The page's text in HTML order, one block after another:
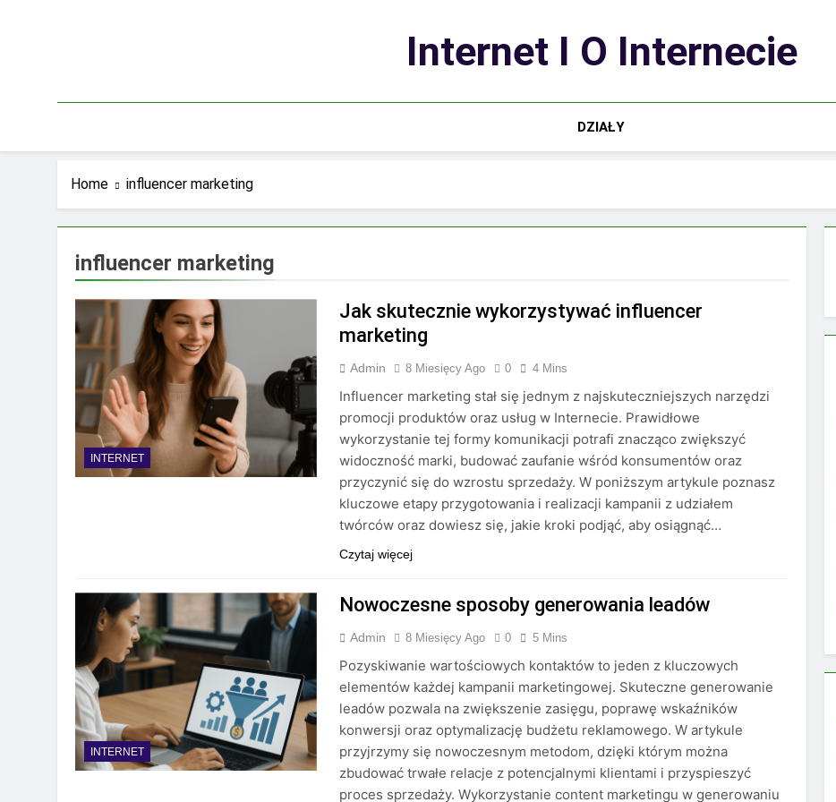
Internet I O Internecie
DZIAŁY
Home influencer marketing
influencer marketing
INTERNET
Jak skutecznie wykorzystywać influencer
marketing
Admin 8 Miesięcy Ago 0 4 Mins
Influencer marketing stał się jednym z najskuteczniejszych narzędzi
promocji produktów oraz usług w Internecie. Prawidłowe
wykorzystanie tej formy komunikacji potrafi znacząco zwiększyć
widoczność marki, budować zaufanie wśród konsumentów oraz
przyczynić się do wzrostu sprzedaży. W poniższym artykule poznasz
kluczowe etapy przygotowania i realizacji kampanii z udziałem
twórców oraz dowiesz się, jakie kroki podjąć, aby osiągnąć…
Czytaj więcej
INTERNET
Nowoczesne sposoby generowania leadów
Admin 8 Miesięcy Ago 0 5 Mins
Pozyskiwanie wartościowych kontaktów to jeden z kluczowych
elementów każdej kampanii marketingowej. Skuteczne generowanie
leadów pozwala na zwiększenie zasięgu, poprawę wskaźników
konwersji oraz optymalizację budżetu reklamowego. W artykule
przyjrzymy się nowoczesnym metodom, dzięki którym można
zbudować trwałe relacje z potencjalnymi klientami i przyspieszyć
proces sprzedaży. Wykorzystanie content marketingu w generowaniu